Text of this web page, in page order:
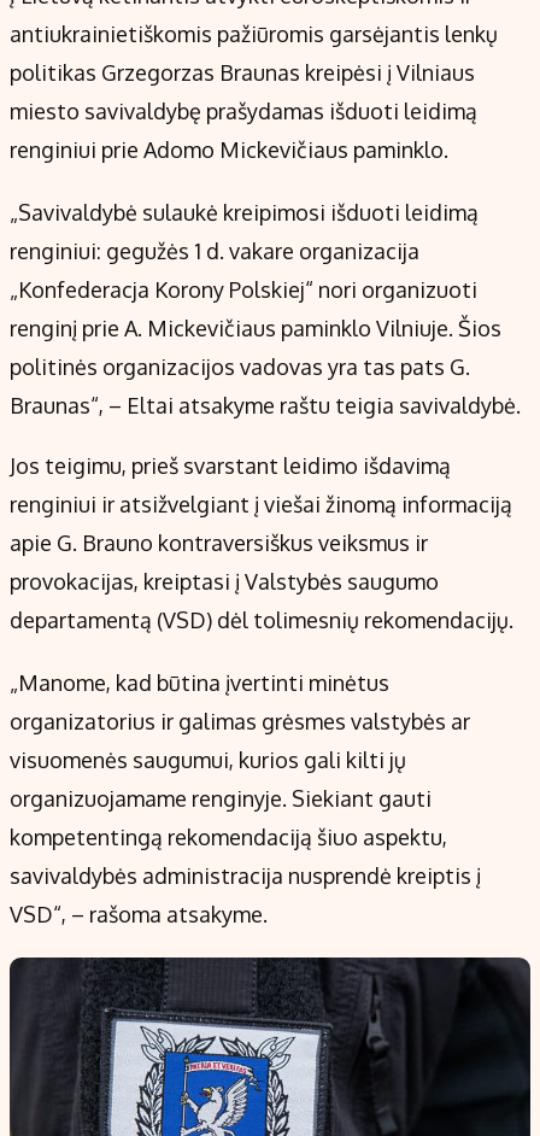
antiukrainietiškomis pažiūromis garsėjantis lenkų
politikas Grzegorzas Braunas kreipėsi į Vilniaus
miesto savivaldybę prašydamas išduoti leidimą
renginiui prie Adomo Mickevičiaus paminklo.
„Savivaldybė sulaukė kreipimosi išduoti leidimą
renginiui: gegužės 1 d. vakare organizacija
„Konfederacja Korony Polskiej“ nori organizuoti
renginį prie A. Mickevičiaus paminklo Vilniuje. Šios
politinės organizacijos vadovas yra tas pats G.
Braunas“, – Eltai atsakyme raštu teigia savivaldybė.
Jos teigimu, prieš svarstant leidimo išdavimą
renginiui ir atsižvelgiant į viešai žinomą informaciją
apie G. Brauno kontraversiškus veiksmus ir
provokacijas, kreiptasi į Valstybės saugumo
departamentą (VSD) dėl tolimesnių rekomendacijų.
„Manome, kad būtina įvertinti minėtus
organizatorius ir galimas grėsmes valstybės ar
visuomenės saugumui, kurios gali kilti jų
organizuojamame renginyje. Siekiant gauti
kompetentingą rekomendaciją šiuo aspektu,
savivaldybės administracija nusprendė kreiptis į
VSD“, – rašoma atsakyme.